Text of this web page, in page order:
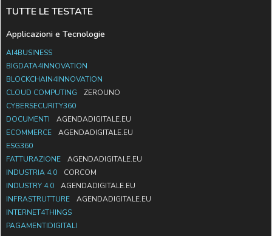
TUTTE LE TESTATE
Applicazioni e Tecnologie
AI4BUSINESS
BIGDATA4INNOVATION
BLOCKCHAIN4INNOVATION
CLOUD COMPUTING
ZEROUNO
CYBERSECURITY360
DOCUMENTI
AGENDADIGITALE.EU
ECOMMERCE
AGENDADIGITALE.EU
ESG360
FATTURAZIONE
AGENDADIGITALE.EU
INDUSTRIA 4.0
CORCOM
INDUSTRY 4.0
AGENDADIGITALE.EU
INFRASTRUTTURE
AGENDADIGITALE.EU
INTERNET4THINGS
PAGAMENTIDIGITALI